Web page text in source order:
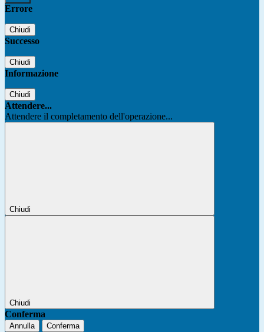
Errore
Chiudi
Successo
Chiudi
Informazione
Chiudi
Attendere...
Attendere il completamento dell'operazione...
Chiudi
Chiudi
Conferma
Annulla Conferma